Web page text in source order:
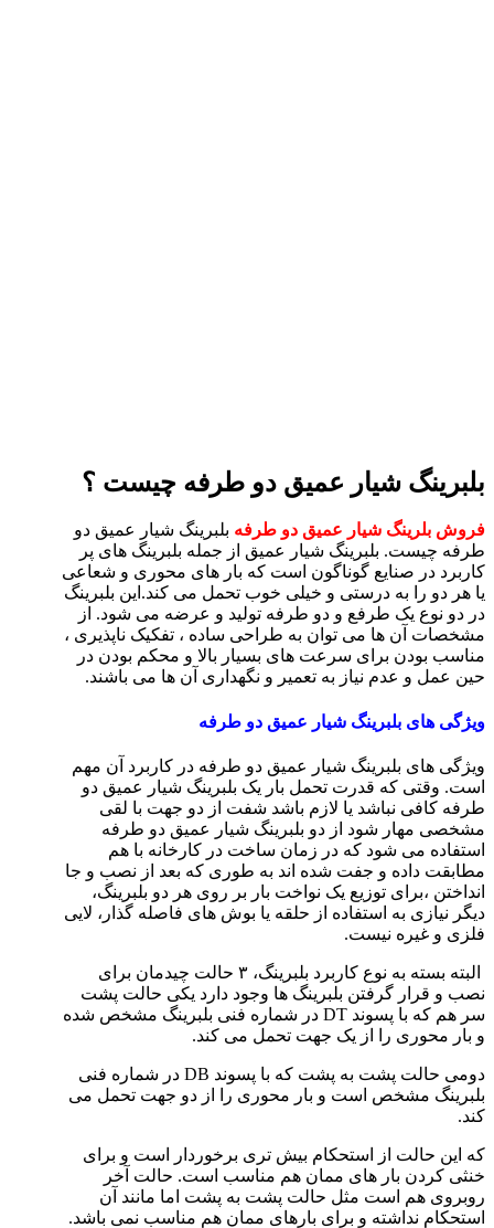
بلبرینگ شیار عمیق دو طرفه چیست ؟
فروش بلرینگ شیار عمیق دو طرفه بلبرینگ شیار عمیق دو
طرفه چیست. بلبرینگ شیار عمیق از جمله بلبرینگ‌ های پر
کاربرد در صنایع گوناگون است که بار های محوری و شعاعی
یا هر دو را به درستی و خیلی خوب تحمل می‌ کند.این بلبرینگ
در دو نوع یک طرفع و دو طرفه تولید و عرضه می‌ شود. از
مشخصات آن ها می توان به طراحی ساده ، تفكيک ناپذيری ،
مناسب بودن برای سرعت‌ های بسیار بالا و محكم بودن در
حين عمل و عدم نياز به تعمير و نگهداری آن ها می‌ باشند.
ویژگی های بلبرینگ شیار عمیق دو طرفه
ویژگی های بلبرینگ شیار عمیق دو طرفه در کاربرد آن مهم
است. وقتی که قدرت تحمل بار یک بلبرینگ شیار عمیق دو
طرفه کافی نباشد یا لازم باشد شفت از دو جهت با لقی
مشخصی مهار شود از دو بلبرینگ شیار عمیق دو طرفه
استفاده می شود که در زمان ساخت در کارخانه با هم
مطابقت داده و جفت شده اند به طوری که بعد از نصب و جا
انداختن ،برای توزیع یک نواخت بار بر روی هر دو بلبرینگ،
دیگر نیازی به استفاده از حلقه یا بوش های فاصله گذار، لایی
فلزی و غیره نیست.
البته بسته به نوع کاربرد بلبرینگ، ۳ حالت چیدمان برای
نصب و قرار گرفتن بلبرینگ ها وجود دارد یکی حالت پشت
سر هم که با پسوند DT در شماره فنی بلبرینگ مشخص شده
و بار محوری را از یک جهت تحمل می کند.
دومی حالت پشت به پشت که با پسوند DB در شماره فنی
بلبرینگ مشخص است و بار محوری را از دو جهت تحمل می
کند.
که این حالت از استحکام بیش تری برخوردار است و برای
خنثی کردن بار های ممان هم مناسب است. حالت آخر
روبروی هم است مثل حالت پشت به پشت اما مانند آن
استحکام نداشته و برای بارهای ممان هم مناسب نمی باشد.